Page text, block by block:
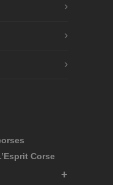
Corse